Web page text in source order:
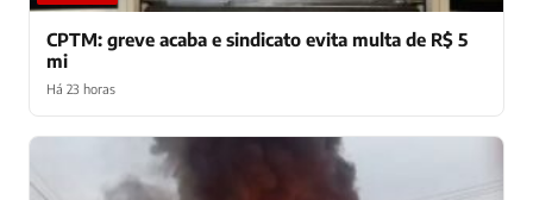
CPTM: greve acaba e sindicato evita multa de R$ 5
mi
Há 23 horas